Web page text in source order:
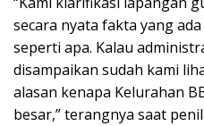
secara nyata fakta yang
seperti apa. Kalau
disampaikan sudah kami
alasan kenapa Kelurahan
besar,” terangnya saat